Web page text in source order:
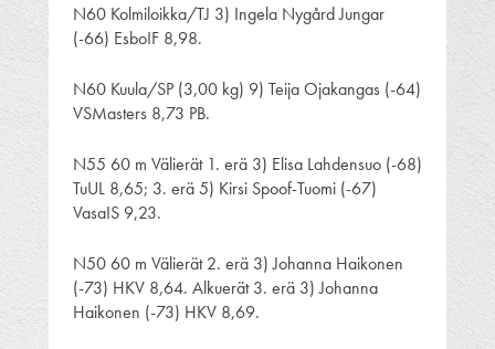
N60 Kolmiloikka/TJ 3) Ingela Nygård Jungar
(-66) EsboIF 8,98.
N60 Kuula/SP (3,00 kg) 9) Teija Ojakangas (-64)
VSMasters 8,73 PB.
N55 60 m Välierät 1. erä 3) Elisa Lahdensuo (-68)
TuUL 8,65; 3. erä 5) Kirsi Spoof-Tuomi (-67)
VasaIS 9,23.
N50 60 m Välierät 2. erä 3) Johanna Haikonen
(-73) HKV 8,64. Alkuerät 3. erä 3) Johanna
Haikonen (-73) HKV 8,69.